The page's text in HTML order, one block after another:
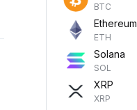
BTC
Ethereum
ETH
Solana
SOL
XRP
XRP